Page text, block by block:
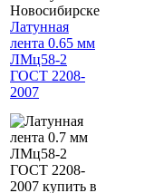
Латунная
лента 0.65 мм
ЛМц58-2
ГОСТ 2208-
2007